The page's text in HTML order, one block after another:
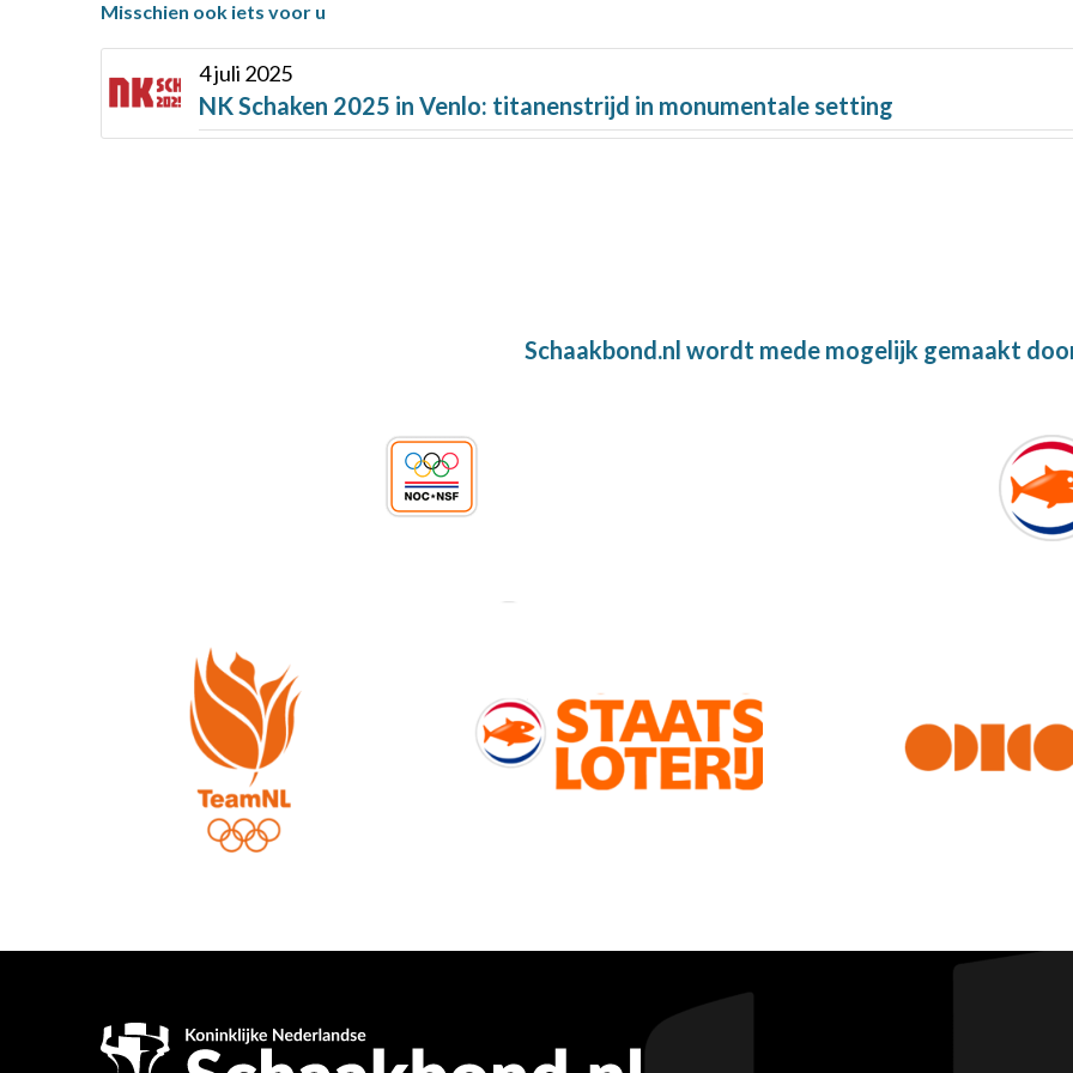
Misschien ook iets voor u
4 juli 2025
NK Schaken 2025 in Venlo: titanenstrijd in monumentale setting
Schaakbond.nl wordt mede mogelijk gemaakt